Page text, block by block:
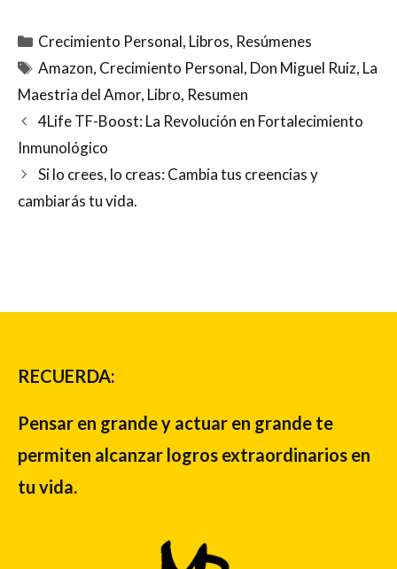
Categorías
Crecimiento Personal, Libros, Resúmenes
Etiquetas
Amazon, Crecimiento Personal, Don Miguel Ruiz, La
Maestria del Amor, Libro, Resumen
4Life TF-Boost: La Revolución en Fortalecimiento
Inmunológico
Si lo crees, lo creas: Cambia tus creencias y
cambiarás tu vida.
RECUERDA:
Pensar en grande y actuar en grande te
permiten alcanzar logros extraordinarios en
tu vida.